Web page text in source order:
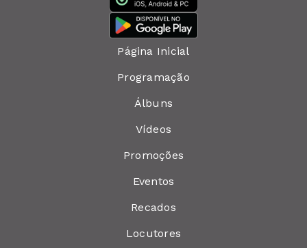
Página Inicial
Programação
Álbuns
Vídeos
Promoções
Eventos
Recados
Locutores